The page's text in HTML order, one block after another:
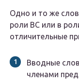
Одно и то же
роли ВС или в
отличительные
Вводные
членами